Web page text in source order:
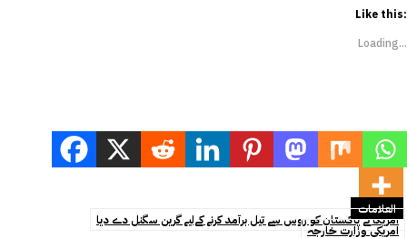
Like this:
Loading...
العلامات
امریکا نے پاکستان کو روس سے تیل برآمد کرنے کےلیے گرین سگنل دے دیا
امریکی وزارت خارجہ